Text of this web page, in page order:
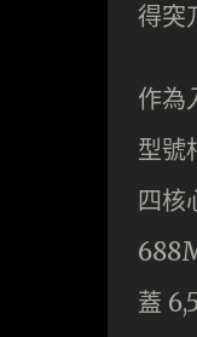
得突
作為
型號
四核
蓋